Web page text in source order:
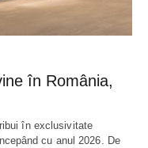
în România,
în exclusivitate
cu anul 2026. De